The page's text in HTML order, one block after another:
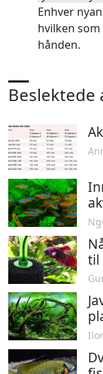
Enhver
hvilken
hånden.
Beslektede
til